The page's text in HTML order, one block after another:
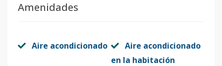
Amenidades
Aire acondicionado
Aire acondicionado
en la habitación